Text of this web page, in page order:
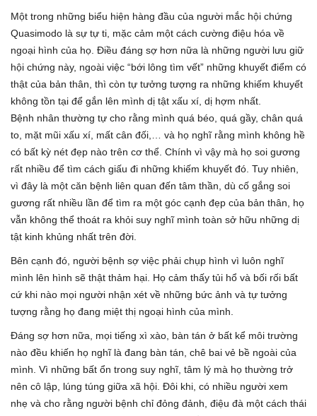
Một trong những biểu hiện hàng đầu của người mắc hội chứng
Quasimodo là sự tự ti, mặc cảm một cách cường điệu hóa về
ngoại hình của họ. Điều đáng sợ hơn nữa là những người lưu giữ
hội chứng này, ngoài việc “bới lông tìm vết” những khuyết điểm có
thật của bản thân, thì còn tự tưởng tượng ra những khiếm khuyết
không tồn tại để gắn lên mình dị tật xấu xí, dị hợm nhất.
Bệnh nhân thường tự cho rằng mình quá béo, quá gầy, chân quá
to, mặt mũi xấu xí, mất cân đối,… và họ nghĩ rằng mình không hề
có bất kỳ nét đẹp nào trên cơ thể. Chính vì vậy mà họ soi gương
rất nhiều để tìm cách giấu đi những khiếm khuyết đó. Tuy nhiên,
vì đây là một căn bệnh liên quan đến tâm thần, dù cố gắng soi
gương rất nhiều lần để tìm ra một góc cạnh đẹp của bản thân, họ
vẫn không thể thoát ra khỏi suy nghĩ mình toàn sở hữu những dị
tật kinh khủng nhất trên đời.
Bên cạnh đó, người bệnh sợ việc phải chụp hình vì luôn nghĩ
mình lên hình sẽ thật thảm hại. Họ cảm thấy tủi hổ và bối rối bất
cứ khi nào mọi người nhận xét về những bức ảnh và tự tưởng
tượng rằng họ đang miệt thị ngoại hình của mình.
Đáng sợ hơn nữa, mọi tiếng xì xào, bàn tán ở bất kể môi trường
nào đều khiến họ nghĩ là đang bàn tán, chê bai vẻ bề ngoài của
mình. Vì những bất ổn trong suy nghĩ, tâm lý mà họ thường trở
nên cô lập, lúng túng giữa xã hội. Đôi khi, có nhiều người xem
nhẹ và cho rằng người bệnh chỉ đỏng đảnh, điệu đà một cách thái